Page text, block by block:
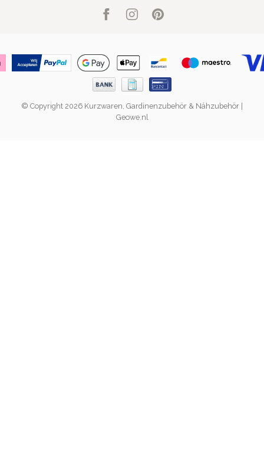
© Copyright 2026 Kurzwaren, Gardinenzubehör & Nähzubehör |
Geowe.nl